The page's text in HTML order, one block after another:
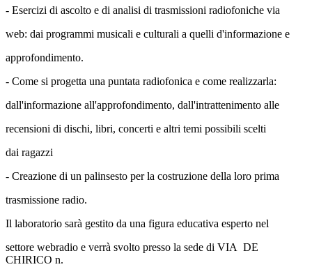
- Esercizi di ascolto e di analisi di trasmissioni radiofoniche via
web: dai programmi musicali e culturali a quelli d'informazione e
approfondimento.
- Come si progetta una puntata radiofonica e come realizzarla:
dall'informazione all'approfondimento, dall'intrattenimento alle
recensioni di dischi, libri, concerti e altri temi possibili scelti
dai ragazzi
- Creazione di un palinsesto per la costruzione della loro prima
trasmissione radio.
Il laboratorio sarà gestito da una figura educativa esperto nel
settore webradio e verrà svolto presso la sede di VIA DE
CHIRICO n.